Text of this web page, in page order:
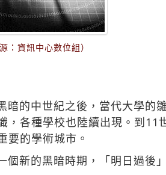
：資訊中心數位組）
的中世紀之後，當代大學的
各種學校也陸續出現。到11
要的學術城市。
新的黑暗時期，「明日過後